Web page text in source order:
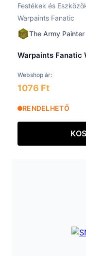
Festékek és
Warpaints Fanatic
The Army Painter
Warpaints Fanatic
Webshop ár:
1076 Ft
RENDELHETŐ